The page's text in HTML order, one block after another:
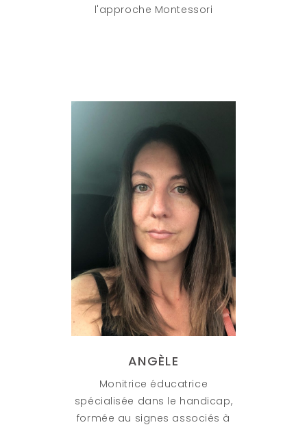
l'approche Montessori
ANGÈLE
Monitrice éducatrice
spécialisée dans le handicap,
formée au signes associés à